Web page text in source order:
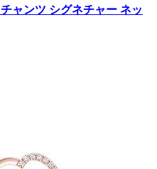
チャンツ シグネチャー ネッ